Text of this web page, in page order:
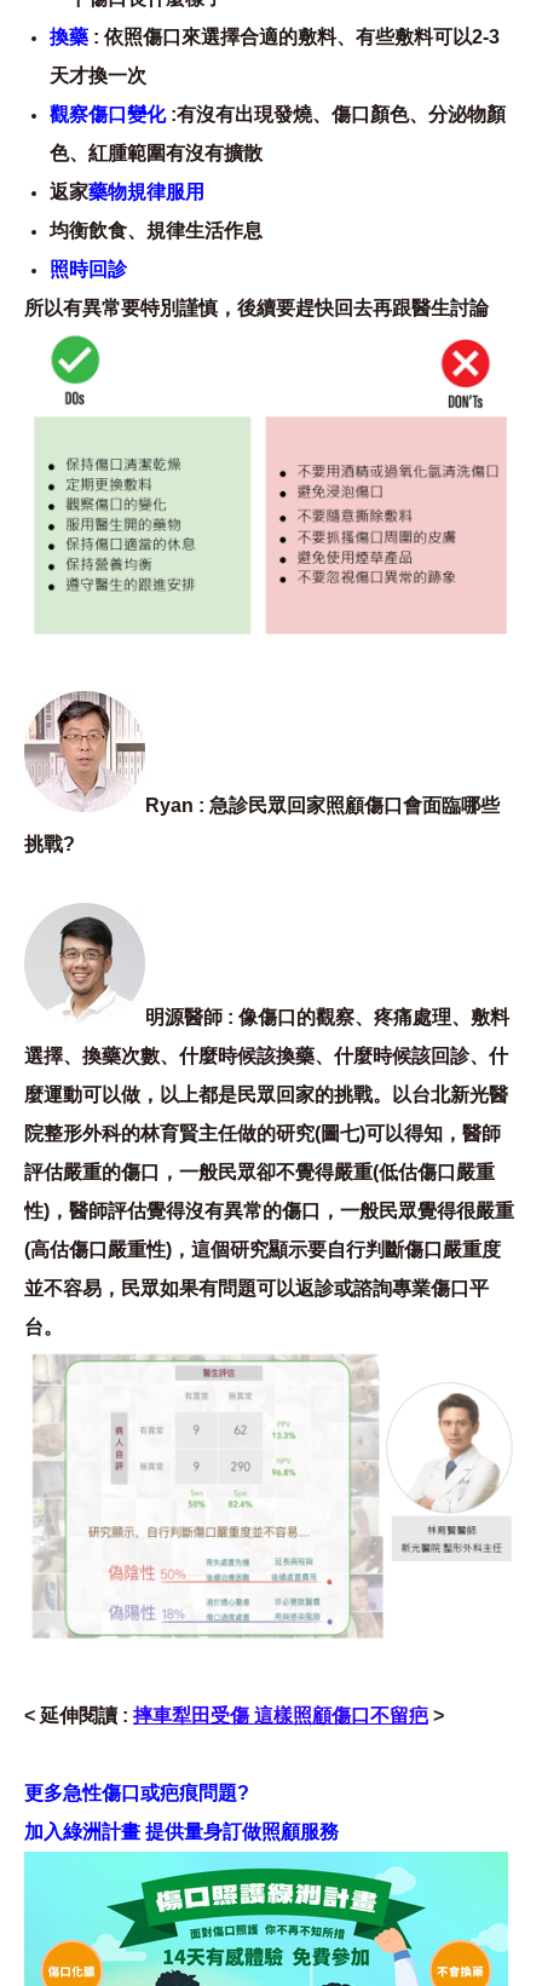
換藥 : 依照傷口來選擇合適的敷料、有些敷料可以2-3
天才換一次
觀察傷口變化:有沒有出現發燒、傷口顏色、分泌物顏
色、紅腫範圍有沒有擴散
返家藥物規律服用
均衡飲食、規律生活作息
照時回診
所以有異常要特別謹慎，後續要趕快回去再跟醫生討論
Ryan : 急診民眾回家照顧傷口會面臨哪些
挑戰?
明源醫師 : 像傷口的觀察、疼痛處理、敷料
選擇、換藥次數、什麼時候該換藥、什麼時候該回診、什
麼運動可以做，以上都是民眾回家的挑戰。以台北新光醫
院整形外科的林育賢主任做的研究(圖七)可以得知，醫師
評估嚴重的傷口，一般民眾卻不覺得嚴重(低估傷口嚴重
性)，醫師評估覺得沒有異常的傷口，一般民眾覺得很嚴重
(高估傷口嚴重性)，這個研究顯示要自行判斷傷口嚴重度
並不容易，民眾如果有問題可以返診或諮詢專業傷口平
台。
< 延伸閱讀 : 摔車犁田受傷 這樣照顧傷口不留疤 >
更多急性傷口或疤痕問題?
加入綠洲計畫 提供量身訂做照顧服務